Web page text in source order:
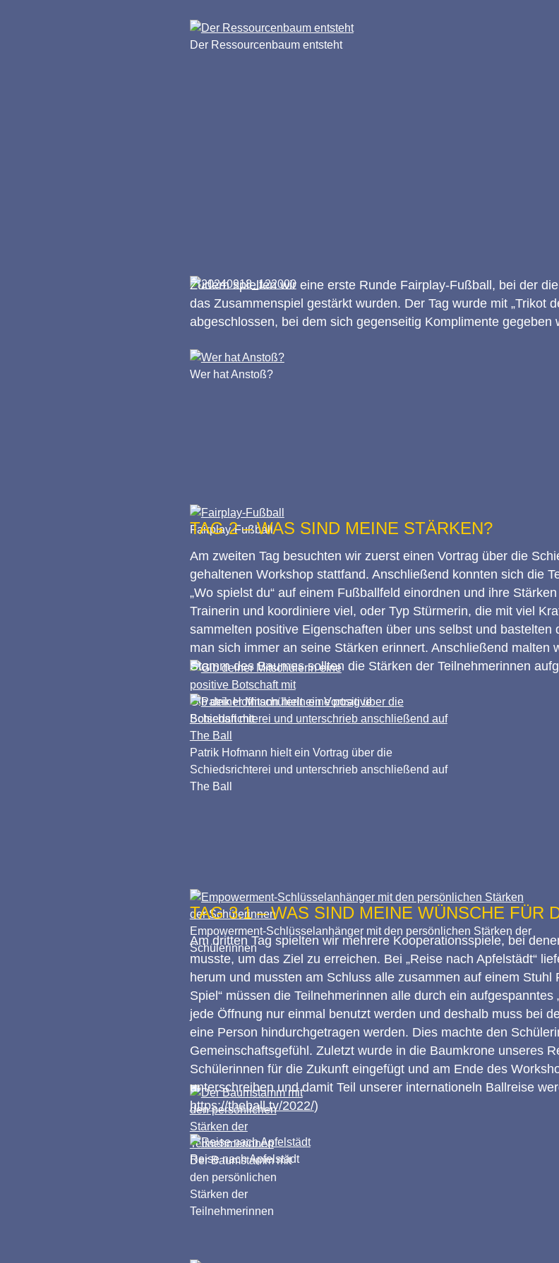
Der Ressourcenbaum entsteht
Zudem spielten wir eine erste Runde Fairplay-Fußball, bei der
das Zusammenspiel gestärkt wurden. Der Tag wurde mit „Trikot
abgeschlossen, bei dem sich gegenseitig Komplimente gegeben
Wer hat Anstoß?
Fairplay-Fußball
Gib deiner Mitschülerin eine positive
Botschaft mit
TAG 2 – WAS SIND MEINE STÄRKEN?
Am zweiten Tag besuchten wir zuerst einen Vortrag über die
gehaltenen Workshop stattfand. Anschließend konnten sich die
„Wo spielst du“ auf einem Fußballfeld einordnen und ihre
Trainerin und koordiniere viel, oder Typ Stürmerin, die mit viel
sammelten positive Eigenschaften über uns selbst und
man sich immer an seine Stärken erinnert. Anschließend malten
Stamm des Baumes sollten die Stärken der Teilnehmerinnen
Patrik Hofmann hielt ein Vortrag über die
Schiedsrichterei und unterschrieb anschließend auf
The Ball
Empowerment-Schlüsselanhänger mit den persönlichen Stärken der
Schülerinnen
Der Baumstamm mit
den persönlichen
Stärken der
Teilnehmerinnen
TAG 3.1 – WAS SIND MEINE WÜNSCHE FÜR
Am dritten Tag spielten wir mehrere Kooperationsspiele, bei
musste, um das Ziel zu erreichen. Bei „Reise nach Apfelstädt“
herum und mussten am Schluss alle zusammen auf einem Stuhl
Spiel“ müssen die Teilnehmerinnen alle durch ein aufgespanntes
jede Öffnung nur einmal benutzt werden und deshalb muss bei
eine Person hindurchgetragen werden. Dies machte den
Gemeinschaftsgefühl. Zuletzt wurde in die Baumkrone unseres
Schülerinnen für die Zukunft eingefügt und am Ende des
unterschreiben und damit Teil unserer internationeln Ballreise
https://theball.tv/2022/)
Reise nach Apfelstädt